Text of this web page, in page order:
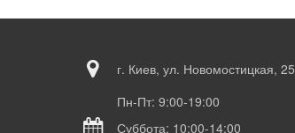
г. Киев, ул. Новомостицкая, 25
Пн-Пт: 9:00-19:00
Суббота: 10:00-14:00